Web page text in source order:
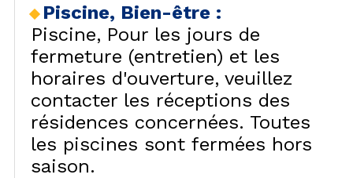
Piscine, Bien-être :
Piscine
Pour les jours de
fermeture (entretien) et les
horaires d'ouverture, veuillez
contacter les réceptions des
résidences concernées. Toutes
les piscines sont fermées hors
saison.